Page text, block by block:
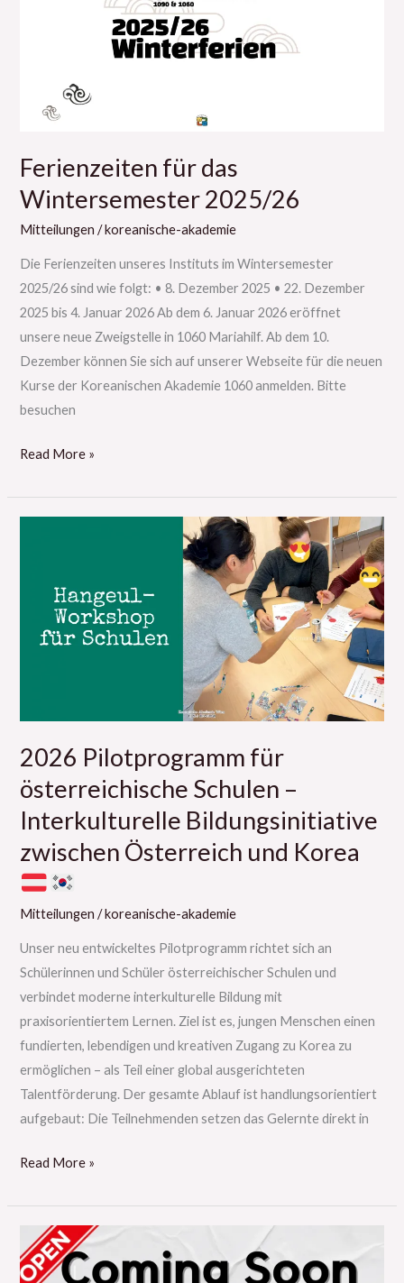
Ferienzeiten für das
Wintersemester 2025/26
Mitteilungen /koreanische-akademie
Die Ferienzeiten unseres Instituts im Wintersemester
2025/26 sind wie folgt: • 8. Dezember 2025 • 22. Dezember
2025 bis 4. Januar 2026 Ab dem 6. Januar 2026 eröffnet
unsere neue Zweigstelle in 1060 Mariahilf. Ab dem 10.
Dezember können Sie sich auf unserer Webseite für die neuen
Kurse der Koreanischen Akademie 1060 anmelden. Bitte
besuchen
Wintersemester
Read More »
2026 Pilotprogramm für
österreichische Schulen –
Interkulturelle Bildungsinitiative
zwischen Österreich und Korea
Mitteilungen /koreanische-akademie
Unser neu entwickeltes Pilotprogramm richtet sich an
Schülerinnen und Schüler österreichischer Schulen und
verbindet moderne interkulturelle Bildung mit
praxisorientiertem Lernen. Ziel ist es, jungen Menschen einen
fundierten, lebendigen und kreativen Zugang zu Korea zu
ermöglichen – als Teil einer global ausgerichteten
Talentförderung. Der gesamte Ablauf ist handlungsorientiert
aufgebaut: Die Teilnehmenden setzen das Gelernte direkt in
österreichische
Schulen
zwischen
Österreich
Korea
Read More »
2026
Neue